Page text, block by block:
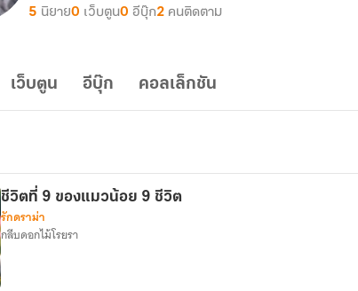
5 นิยาย0 เว็บตูน0 อีบุ๊ก2 คนติดตาม
เว็บตูน อีบุ๊ก คอลเล็กชัน
ชีวิตที่ 9 ของแมวน้อย 9 ชีวิต
รักดราม่า
กลีบดอกไม้โรยรา